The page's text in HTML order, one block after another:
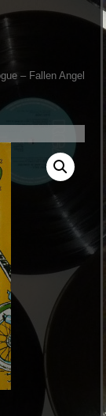
‎– Fallen Angel